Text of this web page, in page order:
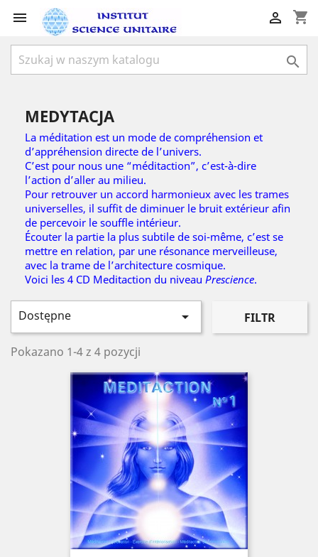
 shopping_cart


MEDYTACJA
La méditation est un mode de compréhension et
d’appréhension directe de l’univers.
C’est pour nous une “méditaction”, c’est-à-dire
l’action d’aller au milieu.
Pour retrouver un accord harmonieux avec les trames
universelles, il suffit de diminuer le bruit extérieur afin
de percevoir le souffle intérieur.
Écouter la partie la plus subtile de soi-même, c’est se
mettre en relation, par une résonance merveilleuse,
avec la trame de l’architecture cosmique.
Voici les 4 CD Meditaction du niveau Prescience.
Dostępne  FILTR
Pokazano 1-4 z 4 pozycji